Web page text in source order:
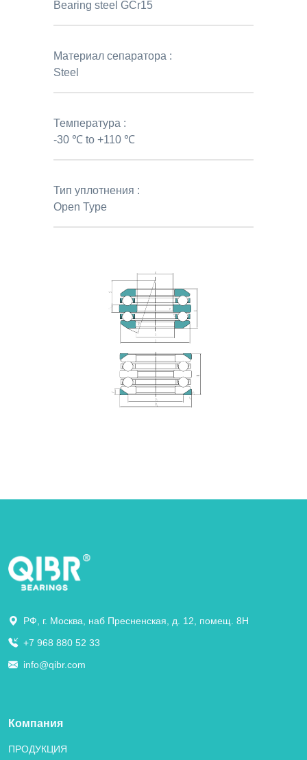
Bearing steel GCr15
Материал сепаратора :
Steel
Температура :
-30 ℃ to +110 ℃
Тип уплотнения :
Open Type
РФ, г. Москва, наб Пресненская, д. 12, помещ. 8Н
+7 968 880 52 33
info@qibr.com
Компания
ПРОДУКЦИЯ